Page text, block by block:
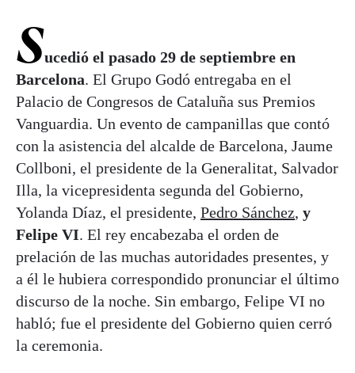
Sucedió el pasado 29 de septiembre en
Barcelona. El Grupo Godó entregaba en el
Palacio de Congresos de Cataluña sus Premios
Vanguardia. Un evento de campanillas que contó
con la asistencia del alcalde de Barcelona, Jaume
Collboni, el presidente de la Generalitat, Salvador
Illa, la vicepresidenta segunda del Gobierno,
Yolanda Díaz, el presidente, Pedro Sánchez, y
Felipe VI. El rey encabezaba el orden de
prelación de las muchas autoridades presentes, y
a él le hubiera correspondido pronunciar el último
discurso de la noche. Sin embargo, Felipe VI no
habló; fue el presidente del Gobierno quien cerró
la ceremonia.